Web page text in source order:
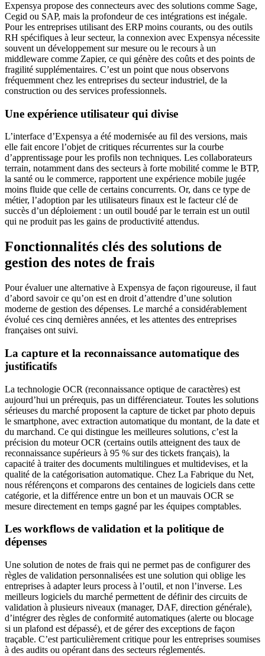
Expensya propose des connecteurs avec des solutions comme Sage,
Cegid ou SAP, mais la profondeur de ces intégrations est inégale.
Pour les entreprises utilisant des ERP moins courants, ou des outils
RH spécifiques à leur secteur, la connexion avec Expensya nécessite
souvent un développement sur mesure ou le recours à un
middleware comme Zapier, ce qui génère des coûts et des points de
fragilité supplémentaires. C’est un point que nous observons
fréquemment chez les entreprises du secteur industriel, de la
construction ou des services professionnels.
Une expérience utilisateur qui divise
L’interface d’Expensya a été modernisée au fil des versions, mais
elle fait encore l’objet de critiques récurrentes sur la courbe
d’apprentissage pour les profils non techniques. Les collaborateurs
terrain, notamment dans des secteurs à forte mobilité comme le BTP,
la santé ou le commerce, rapportent une expérience mobile jugée
moins fluide que celle de certains concurrents. Or, dans ce type de
métier, l’adoption par les utilisateurs finaux est le facteur clé de
succès d’un déploiement : un outil boudé par le terrain est un outil
qui ne produit pas les gains de productivité attendus.
Fonctionnalités clés des solutions de
gestion des notes de frais
Pour évaluer une alternative à Expensya de façon rigoureuse, il faut
d’abord savoir ce qu’on est en droit d’attendre d’une solution
moderne de gestion des dépenses. Le marché a considérablement
évolué ces cinq dernières années, et les attentes des entreprises
françaises ont suivi.
La capture et la reconnaissance automatique des
justificatifs
La technologie OCR (reconnaissance optique de caractères) est
aujourd’hui un prérequis, pas un différenciateur. Toutes les solutions
sérieuses du marché proposent la capture de ticket par photo depuis
le smartphone, avec extraction automatique du montant, de la date et
du marchand. Ce qui distingue les meilleures solutions, c’est la
précision du moteur OCR (certains outils atteignent des taux de
reconnaissance supérieurs à 95 % sur des tickets français), la
capacité à traiter des documents multilingues et multidevises, et la
qualité de la catégorisation automatique. Chez La Fabrique du Net,
nous référençons et comparons des centaines de logiciels dans cette
catégorie, et la différence entre un bon et un mauvais OCR se
mesure directement en temps gagné par les équipes comptables.
Les workflows de validation et la politique de
dépenses
Une solution de notes de frais qui ne permet pas de configurer des
règles de validation personnalisées est une solution qui oblige les
entreprises à adapter leurs process à l’outil, et non l’inverse. Les
meilleurs logiciels du marché permettent de définir des circuits de
validation à plusieurs niveaux (manager, DAF, direction générale),
d’intégrer des règles de conformité automatiques (alerte ou blocage
si un plafond est dépassé), et de gérer des exceptions de façon
traçable. C’est particulièrement critique pour les entreprises soumises
à des audits ou opérant dans des secteurs réglementés.